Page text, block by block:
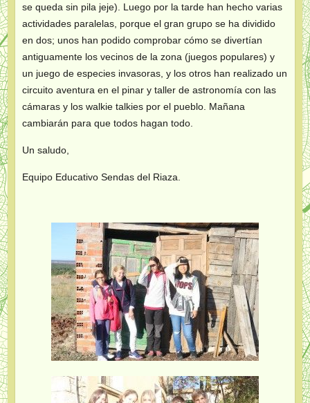
se queda sin pila jeje). Luego por la tarde han hecho varias
actividades paralelas, porque el gran grupo se ha dividido
en dos; unos han podido comprobar cómo se divertían
antiguamente los vecinos de la zona (juegos populares) y
un juego de especies invasoras, y los otros han realizado un
circuito aventura en el pinar y taller de astronomía con las
cámaras y los walkie talkies por el pueblo. Mañana
cambiarán para que todos hagan todo.
Un saludo,
Equipo Educativo Sendas del Riaza.